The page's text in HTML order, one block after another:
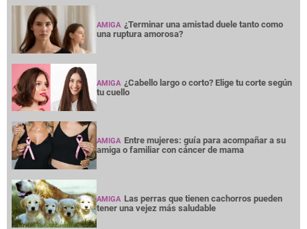
AMIGA ¿Terminar una amistad duele tanto como
una ruptura amorosa?
AMIGA ¿Cabello largo o corto? Elige tu corte según
tu cuello
AMIGA Entre mujeres: guía para acompañar a su
amiga o familiar con cáncer de mama
AMIGA Las perras que tienen cachorros pueden
tener una vejez más saludable